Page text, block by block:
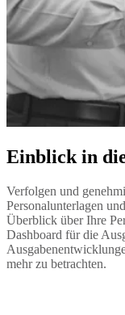
Einblick in
Verfolgen und
Personalunterlagen
Überblick über Ihre
Dashboard für die
mehr zu betrachten.